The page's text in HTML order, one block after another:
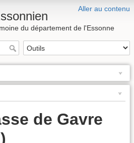
Aller au contenu
du département de l'Essonne
de Gavre